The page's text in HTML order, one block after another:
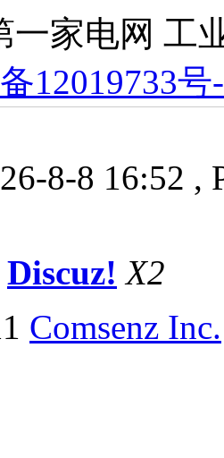
一家电网 工
12019733号
8-8 16:52 ,
Discuz! X2
Comsenz Inc.